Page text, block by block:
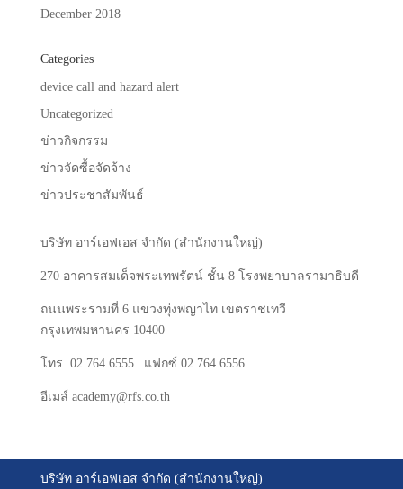
December 2018
Categories
device call and hazard alert
Uncategorized
ข่าวกิจกรรม
ข่าวจัดซื้อจัดจ้าง
ข่าวประชาสัมพันธ์
บริษัท อาร์เอฟเอส จำกัด (สำนักงานใหญ่)
270 อาคารสมเด็จพระเทพรัตน์ ชั้น 8 โรงพยาบาลรามาธิบดี
ถนนพระรามที่6 แขวงทุ่งพญาไท เขตราชเทวี
กรุงเทพมหานคร 10400
โทร . 02 764 6555 | แฟกซ์ 02 764 6556
อีเมล์ academy@rfs.co.th
บริษัท อาร์เอฟเอส จำกัด (สำนักงานใหญ่)